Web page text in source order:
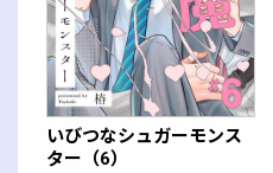
いびつなシュガーモンス
ター（6）